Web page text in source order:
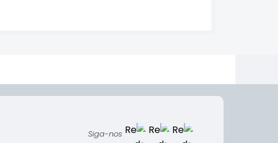
Siga-nos